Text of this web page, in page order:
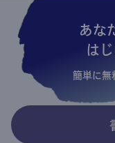
あな
は
簡単に無